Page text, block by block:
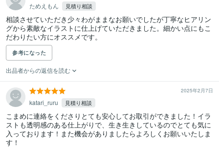
ためえもん 見積り相談
相談させていただき少々わがままなお願いでしたが丁寧なヒアリン
グから素敵なイラストに仕上げていただきました。細かい点にもこ
だわりたい方にオススメです。
参考になった
出品者からの返信を読む
2025年2月7日
katari_ruru 見積り相談
こまめに連絡をくださりとても安心してお取引ができました！イラ
ストも透明感のある仕上がりで、生き生きしているのでとても気に
入っております！また機会がありましたらよろしくお願いいたしま
す！